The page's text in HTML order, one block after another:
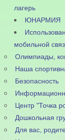
лагерь
ЮНАРМИЯ
мобильной
Олимпиады,
Наша
Безопасность
Центр "Точка
Дошкольная
Для вас,